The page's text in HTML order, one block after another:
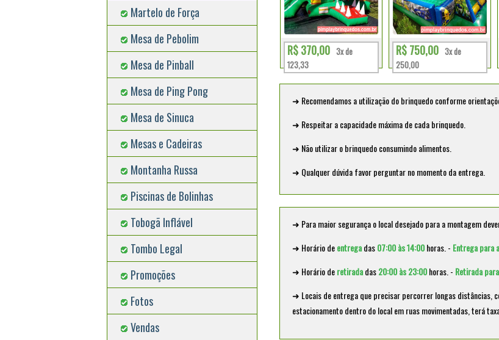
Martelo de Força
Mesa de Pebolim
Mesa de Pinball
Mesa de Ping Pong
Mesa de Sinuca
Mesas e Cadeiras
Montanha Russa
Piscinas de Bolinhas
Tobogã Inflável
Tombo Legal
Promoções
Fotos
Vendas